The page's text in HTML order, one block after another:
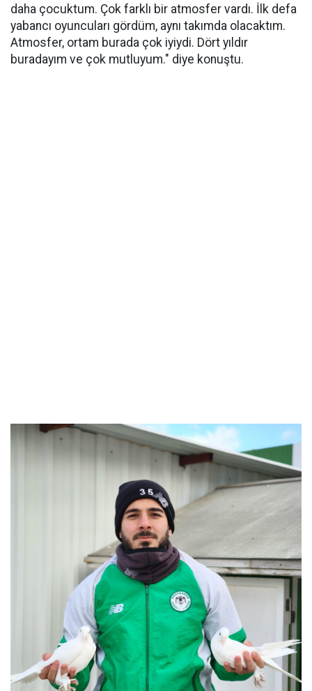
daha çocuktum. Çok farklı bir atmosfer vardı. İlk defa
yabancı oyuncuları gördüm, aynı takımda olacaktım.
Atmosfer, ortam burada çok iyiydi. Dört yıldır
buradayım ve çok mutluyum." diye konuştu.